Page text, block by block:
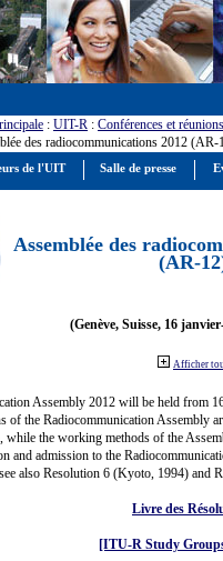
: UIT-R : Conférences et réunions
des radiocommunications 2012 (AR-
Assemblée des
(AR-
(Genève, Suisse, 16
Afficher
Assembly 2012 will be held from
of the Radiocommunication Assembly
while the working methods of the
and admission to the
also Resolution 6 (Kyoto, 1994) and
Livre des
[ITU-R Study
de l'UIT Salle de presse